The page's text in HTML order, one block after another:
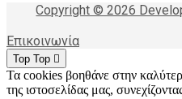
Copyright © 2026
Επικοινωνία
Top Top
Τα cookies βοηθάνε στην
της ιστοσελίδας μας,